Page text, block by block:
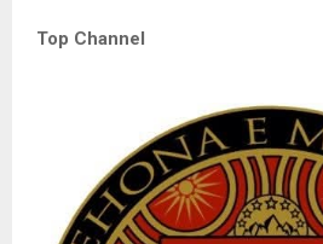
Top Channel